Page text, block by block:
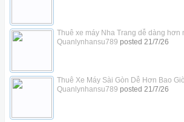
Thuê xe máy Nha Trang dễ dàng hơn
Quanlynhansu789 posted 21/7/26
Thuê Xe Máy Sài Gòn Dễ Hơn Bao
Quanlynhansu789 posted 21/7/26